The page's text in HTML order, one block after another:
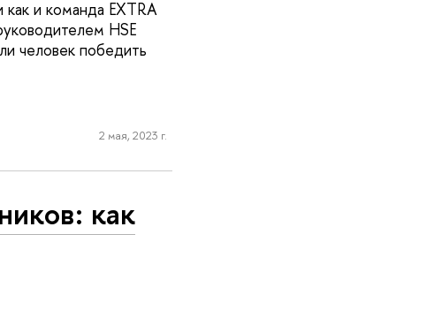
как и команда EXTRA
HSE
человек победить
2 мая, 2023 г.
как